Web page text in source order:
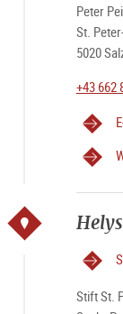
Peter
St.
5020
+43 662
Stift St.